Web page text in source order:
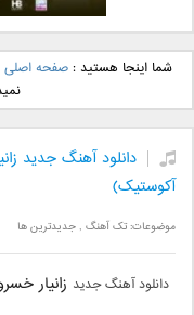
دانلود آهنگ
بانی بنام قرصشما اینجا هستید :صفحه اصلی
دانلود آهنگ جدید
آکوستیک)
موضوعات:تک آهنگ ,جدیدترین ها
دانلود آهنگ جدید زانیار